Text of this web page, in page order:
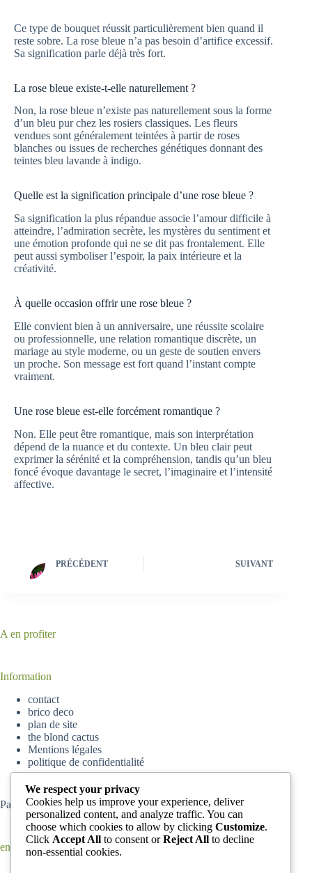
Ce type de bouquet réussit particulièrement bien quand il
reste sobre. La rose bleue n’a pas besoin d’artifice excessif.
Sa signification parle déjà très fort.
La rose bleue existe-t-elle naturellement ?
Non, la rose bleue n’existe pas naturellement sous la forme
d’un bleu pur chez les rosiers classiques. Les fleurs
vendues sont généralement teintées à partir de roses
blanches ou issues de recherches génétiques donnant des
teintes bleu lavande à indigo.
Quelle est la signification principale d’une rose bleue ?
Sa signification la plus répandue associe l’amour difficile à
atteindre, l’admiration secrète, les mystères du sentiment et
une émotion profonde qui ne se dit pas frontalement. Elle
peut aussi symboliser l’espoir, la paix intérieure et la
créativité.
À quelle occasion offrir une rose bleue ?
Elle convient bien à un anniversaire, une réussite scolaire
ou professionnelle, une relation romantique discrète, un
mariage au style moderne, ou un geste de soutien envers
un proche. Son message est fort quand l’instant compte
vraiment.
Une rose bleue est-elle forcément romantique ?
Non. Elle peut être romantique, mais son interprétation
dépend de la nuance et du contexte. Un bleu clair peut
exprimer la sérénité et la compréhension, tandis qu’un bleu
foncé évoque davantage le secret, l’imaginaire et l’intensité
affective.
PRÉCÉDENT SUIVANT
A en profiter
Information
contact
brico deco
plan de site
the blond cactus
Mentions légales
politique de confidentialité
Partenaireparisskyscrapers
en ce moment
We respect your privacy
Cookies help us improve your experience, deliver
personalized content, and analyze traffic. You can
choose which cookies to allow by clicking Customize.
Click Accept All to consent orReject All to decline
non-essential cookies.